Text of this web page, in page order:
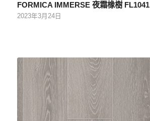
FORMICA IMMERSE 夜霜橡樹 FL1041
2023年3月24日